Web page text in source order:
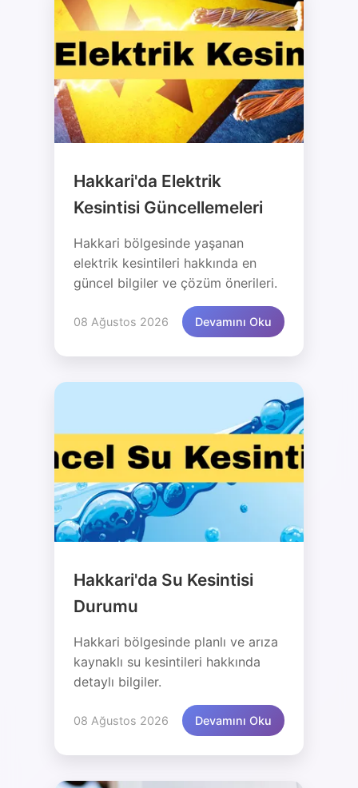
Hakkari'da Elektrik
Kesintisi Güncellemeleri
Hakkari bölgesinde yaşanan
elektrik kesintileri hakkında en
güncel bilgiler ve çözüm önerileri.
08 Ağustos 2026 Devamını Oku
Hakkari'da Su Kesintisi
Durumu
Hakkari bölgesinde planlı ve arıza
kaynaklı su kesintileri hakkında
detaylı bilgiler.
08 Ağustos 2026 Devamını Oku